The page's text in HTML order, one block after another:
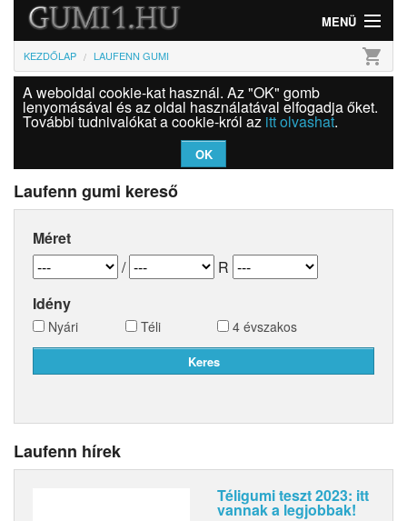
MENÜ
Gumi
Felni
Szolgáltatások
Bejelentkezés
KEZDŐLAP LAUFENN GUMI shopping_cart
A weboldal cookie-kat használ. Az "OK" gomb
lenyomásával és az oldal használatával elfogadja őket.
További tudnivalókat a cookie-król az itt olvashat.
OK
Laufenn gumi kereső
Méret
/
R
Idény
Nyári Téli 4 évszakos
Laufenn hírek
Téligumi teszt 2023: itt
vannak a legjobbak!